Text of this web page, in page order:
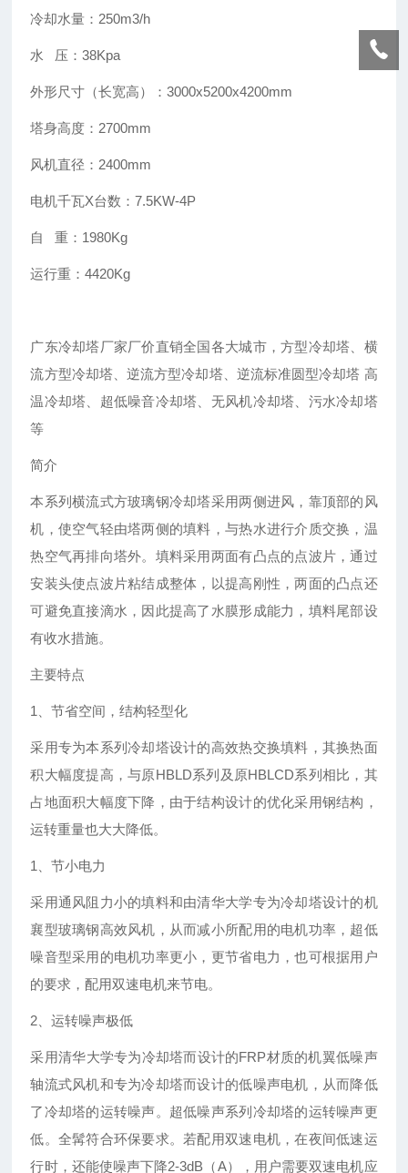
冷却水量：250m3/h
水 压：38Kpa
外形尺寸（长宽高）：3000x5200x4200mm
塔身高度：2700mm
风机直径：2400mm
电机千瓦X台数：7.5KW-4P
自 重：1980Kg
运行重：4420Kg
广东冷却塔厂家厂价直销全国各大城市，方型冷却塔、横
流方型冷却塔、逆流方型冷却塔、逆流标准圆型冷却塔 高
温冷却塔、超低噪音冷却塔、无风机冷却塔、污水冷却塔
等
简介
本系列横流式方玻璃钢冷却塔采用两侧进风，靠顶部的风
机，使空气轻由塔两侧的填料，与热水进行介质交换，温
热空气再排向塔外。填料采用两面有凸点的点波片，通过
安装头使点波片粘结成整体，以提高刚性，两面的凸点还
可避免直接滴水，因此提高了水膜形成能力，填料尾部设
有收水措施。
主要特点
1、节省空间，结构轻型化
采用专为本系列冷却塔设计的高效热交换填料，其换热面
积大幅度提高，与原HBLD系列及原HBLCD系列相比，其
占地面积大幅度下降，由于结构设计的优化采用钢结构，
运转重量也大大降低。
1、节小电力
采用通风阻力小的填料和由清华大学专为冷却塔设计的机
襄型玻璃钢高效风机，从而减小所配用的电机功率，超低
噪音型采用的电机功率更小，更节省电力，也可根据用户
的要求，配用双速电机来节电。
2、运转噪声极低
采用清华大学专为冷却塔而设计的FRP材质的机翼低噪声
轴流式风机和专为冷却塔而设计的低噪声电机，从而降低
了冷却塔的运转噪声。超低噪声系列冷却塔的运转噪声更
低。全髯符合环保要求。若配用双速电机，在夜间低速运
行时，还能使噪声下降2-3dB（A），用户需要双速电机应